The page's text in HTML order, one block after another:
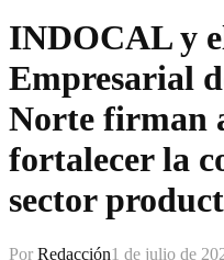
INDOCAL y
Empresarial
Norte firman
fortalecer la
sector
Por Redacción1 de julio de